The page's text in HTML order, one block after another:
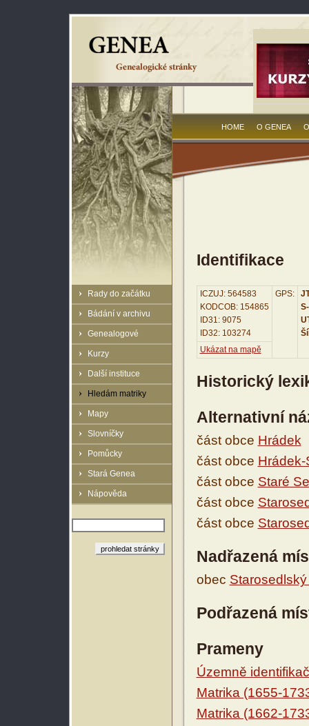
Rady do začátku
Bádání v archivu
Genealogové
Kurzy
Další instituce
Hledám matriky
Mapy
Slovníčky
Pomůcky
Stará Genea
Nápověda
HOME O GENEA
Identifikace
ICZUJ: 564583
KODCOB: 154865
ID31: 9075
ID32: 103274
GPS:
Ukázat na mapě
Historický
Alternativní
část obce Hrádek
část obce
část obce Staré
část obce
část obce
Nadřazená
obec
Podřazená
Prameny
Územně
Matrika (1655-
Matrika (1662-